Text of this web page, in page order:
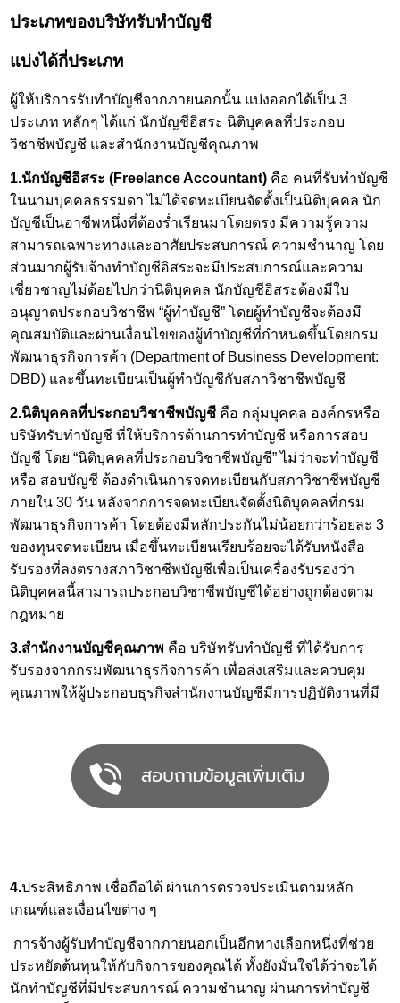
ประเภทของบริษัทรับทำบัญชี
แบ่งได้กี่ประเภท
ผู้ให้บริการรับทำบัญชีจากภายนอกนั้น แบ่งออกได้เป็น 3
ประเภท หลักๆ ได้แก่ นักบัญชีอิสระ นิติบุคคลที่ประกอบ
วิชาชีพบัญชี และสำนักงานบัญชีคุณภาพ
1.นักบัญชีอิสระ (Freelance Accountant) คือ คนที่รับทำบัญชี
ในนามบุคคลธรรมดา ไม่ได้จดทะเบียนจัดตั้งเป็นนิติบุคคล นัก
บัญชีเป็นอาชีพหนึ่งที่ต้องร่ำเรียนมาโดยตรง มีความรู้ความ
สามารถเฉพาะทางและอาศัยประสบการณ์ ความชำนาญ โดย
ส่วนมากผู้รับจ้างทำบัญชีอิสระจะมีประสบการณ์และความ
เชี่ยวชาญไม่ด้อยไปกว่านิติบุคคล นักบัญชีอิสระต้องมีใบ
อนุญาตประกอบวิชาชีพ “ผู้ทำบัญชี” โดยผู้ทำบัญชีจะต้องมี
คุณสมบัติและผ่านเงื่อนไขของผู้ทำบัญชีที่กำหนดขึ้นโดยกรม
พัฒนาธุรกิจการค้า (Department of Business Development:
DBD) และขึ้นทะเบียนเป็นผู้ทำบัญชีกับสภาวิชาชีพบัญชี
2.นิติบุคคลที่ประกอบวิชาชีพบัญชี คือ กลุ่มบุคคล องค์กรหรือ
บริษัทรับทำบัญชี ที่ให้บริการด้านการทำบัญชี หรือการสอบ
บัญชี โดย “นิติบุคคลที่ประกอบวิชาชีพบัญชี” ไม่ว่าจะทำบัญชี
หรือ สอบบัญชี ต้องดำเนินการจดทะเบียนกับสภาวิชาชีพบัญชี
ภายใน 30 วัน หลังจากการจดทะเบียนจัดตั้งนิติบุคคลที่กรม
พัฒนาธุรกิจการค้า โดยต้องมีหลักประกันไม่น้อยกว่าร้อยละ 3
ของทุนจดทะเบียน เมื่อขึ้นทะเบียนเรียบร้อยจะได้รับหนังสือ
รับรองที่ลงตรางสภาวิชาชีพบัญชีเพื่อเป็นเครื่องรับรองว่า
นิติบุคคลนี้สามารถประกอบวิชาชีพบัญชีได้อย่างถูกต้องตาม
กฎหมาย
3.สำนักงานบัญชีคุณภาพ คือบริษัทรับทำบัญชี ที่ได้รับการ
รับรองจากกรมพัฒนาธุรกิจการค้า เพื่อส่งเสริมและควบคุม
คุณภาพให้ผู้ประกอบธุรกิจสำนักงานบัญชีมีการปฏิบัติงานที่มี
4.ประสิทธิภาพ เชื่อถือได้ ผ่านการตรวจประเมินตามหลัก
เกณฑ์และเงื่อนไขต่าง ๆ
การจ้างผู้รับทำบัญชีจากภายนอกเป็นอีกทางเลือกหนึ่งที่ช่วย
ประหยัดต้นทุนให้กับกิจการของคุณได้ ทั้งยังมั่นใจได้ว่าจะได้
นักทำบัญชีที่มีประสบการณ์ ความชำนาญ ผ่านการทำบัญชี